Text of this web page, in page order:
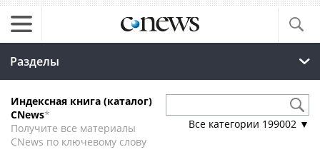
Разделы
Индексная книга (каталог)
CNews*
Получите все материалы
CNews по ключевому слову
Все категории 199002 ▼